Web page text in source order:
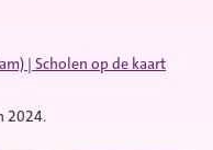
| Scholen op de kaart
2024.